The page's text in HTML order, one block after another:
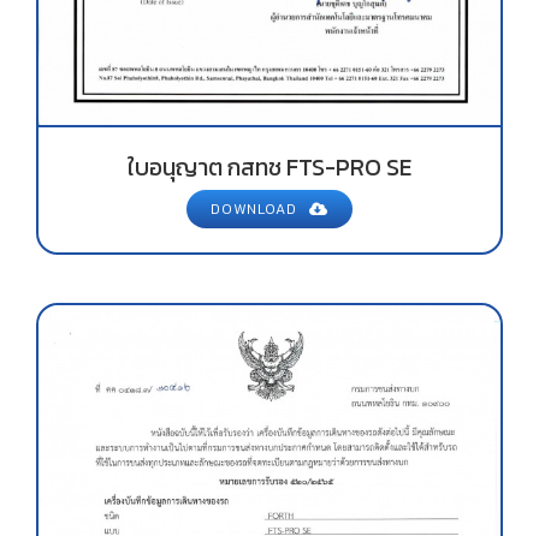
ใบอนุญาต กสทช FTS-PRO SE
DOWNLOAD